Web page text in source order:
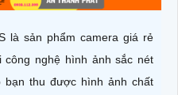
là sản phẩm camera giá rẻ
công nghệ hình ảnh sắc nét
bạn thu được hình ảnh chất